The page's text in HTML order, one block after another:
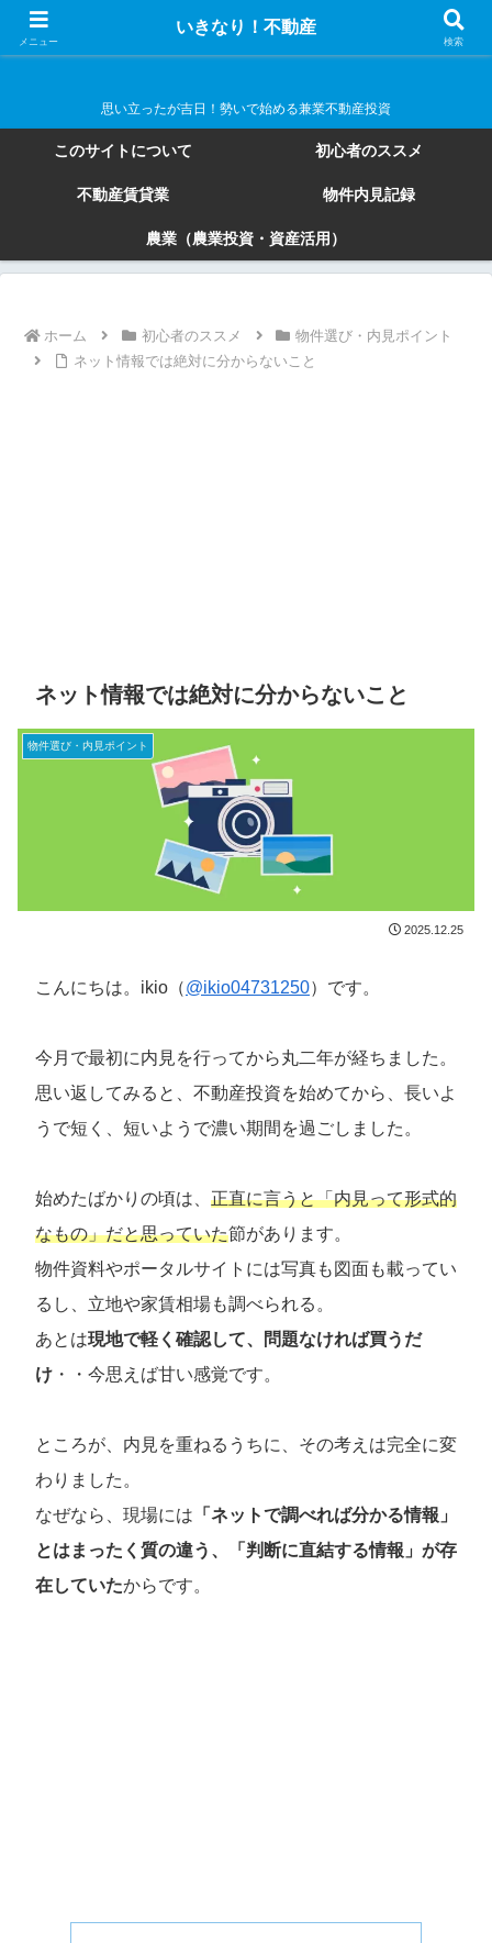
いきなり！不動産
思い立ったが吉日！勢いで始める兼業不動産投資
このサイトについて 初心者のススメ
不動産賃貸業 物件内見記録
農業（農業投資・資産活用）
ホーム 初心者のススメ
物件選び・内見ポイント
ネット情報では絶対に分からないこと
ネット情報では絶対に分からないこと
物件選び・内見ポイント
2025.12.25
こんにちは。ikio（@ikio04731250）です。
今月で最初に内見を行ってから丸二年が経ちました。
思い返してみると、不動産投資を始めてから、長いよ
うで短く、短いようで濃い期間を過ごしました。
始めたばかりの頃は、 正直に言うと「内見って形式的
なもの」だと思っていた節があります。
物件資料やポータルサイトには写真も図面も載ってい
るし、立地や家賃相場も調べられる。
あとは現地で軽く確認して、問題なければ買うだ
け ・・今思えば甘い感覚です。
ところが、内見を重ねるうちに、その考えは完全に変
わりました。
なぜなら、現場には 「ネットで調べれば分かる情報」
とはまったく質の違う、「判断に直結する情報」が存
在していたからです。
メニュー
いきなり！不動産
検索